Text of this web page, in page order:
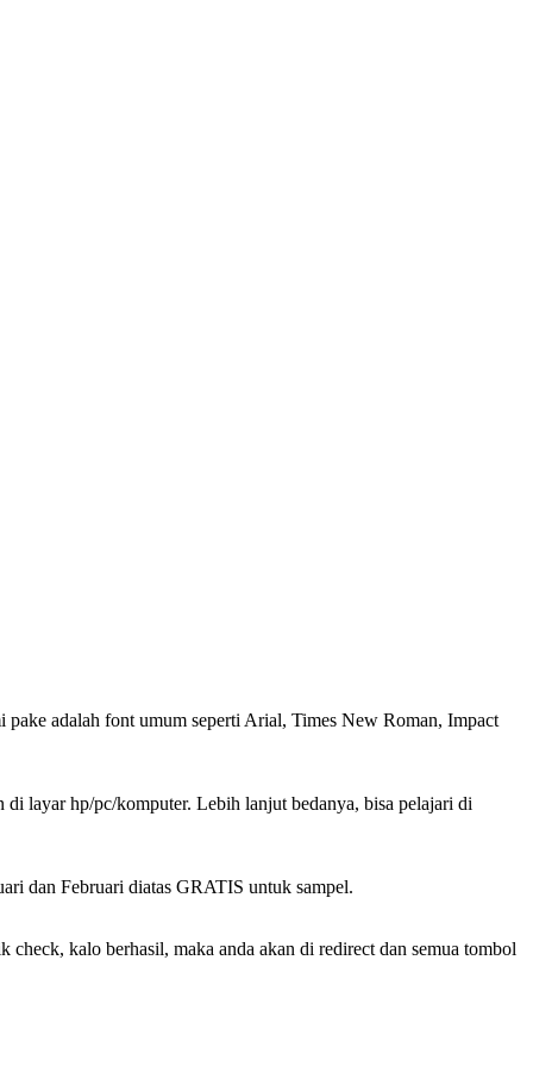
adalah font umum seperti Arial, Times New Roman, Impact
layar hp/pc/komputer. Lebih lanjut bedanya, bisa pelajari di
dan Februari diatas GRATIS untuk sampel.
kalo berhasil, maka anda akan di redirect dan semua tombol